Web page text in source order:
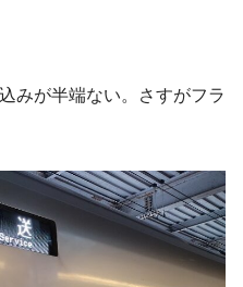
みが半端ない。さすがフラ